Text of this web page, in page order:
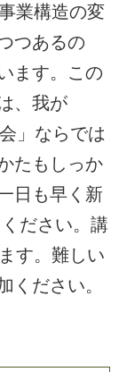
業構造の変
つあるの
ます。この
、我が
」ならでは
たもしっか
日も早く新
ださい。講
す。難しい
ください。